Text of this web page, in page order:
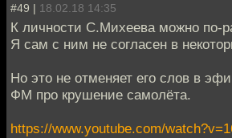
#49 | 18.02.18 14:35
К личности С.Михеева можно по-
Я сам с ним не согласен в
Но это не отменяет его слов в
ФМ про крушение самолёта.
https://www.youtube.com/